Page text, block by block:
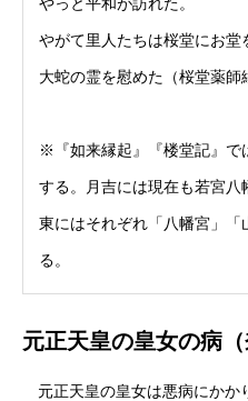
やっと平和が訪れた。
やがて里人たちは桜堂にお
大蛇の霊を慰めた（桜堂薬師
※『如来縁起』『楼堂記』で
する。月吉には現在も若宮
東にはそれぞれ「八幡宮」
る。
元正天皇の皇女の病（
元正天皇の皇女は悪病にかか